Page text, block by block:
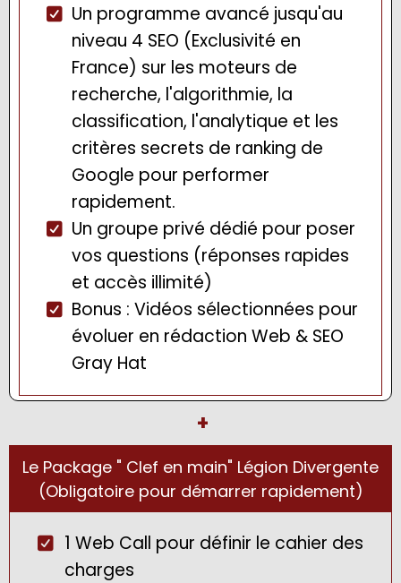
Un programme avancé jusqu'au
niveau 4 SEO (Exclusivité en
France) sur les moteurs de
recherche, l'algorithmie, la
classification, l'analytique et les
critères secrets de ranking de
Google pour performer
rapidement.
Un groupe privé dédié pour poser
vos questions (réponses rapides
et accès illimité)
Bonus : Vidéos sélectionnées pour
évoluer en rédaction Web & SEO
Gray Hat
+
Le Package " Clef en main" Légion Divergente
(Obligatoire pour démarrer rapidement)
1 Web Call pour définir le cahier des
charges